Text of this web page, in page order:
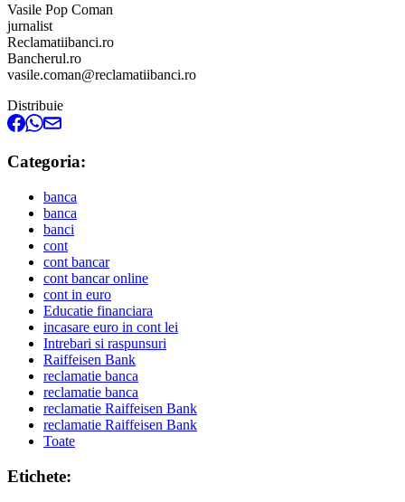
Vasile Pop Coman
jurnalist
Reclamatiibanci.ro
Bancherul.ro
vasile.coman@reclamatiibanci.ro
Distribuie
Categoria:
banca
banca
banci
cont
cont bancar
cont bancar online
cont in euro
Educatie financiara
incasare euro in cont lei
Intrebari si raspunsuri
Raiffeisen Bank
reclamatie banca
reclamatie banca
reclamatie Raiffeisen Bank
reclamatie Raiffeisen Bank
Toate
Etichete: